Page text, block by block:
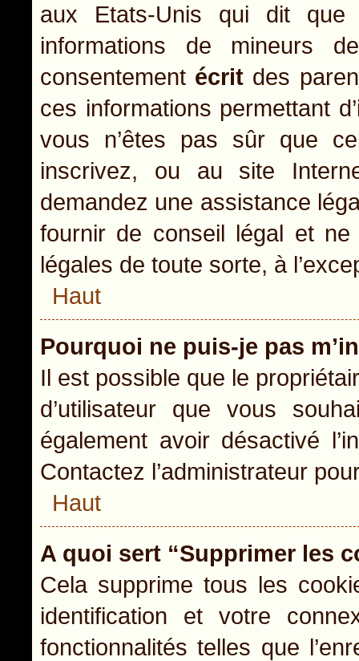
aux Etats-Unis qui dit que
informations de mineurs
consentement écrit des
ces informations permettant
vous n’êtes pas sûr que
inscrivez, ou au site
demandez une assistance
fournir de conseil légal et
légales de toute sorte, à
Haut
Pourquoi ne puis-je pas
Il est possible que le
d’utilisateur que vous
également avoir désactivé
Contactez l’administrateur
Haut
A quoi sert “Supprimer les
Cela supprime tous les
identification et votre
fonctionnalités telles que